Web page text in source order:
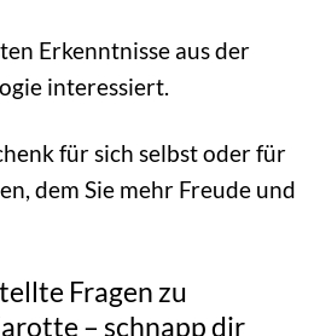
Erkenntnisse aus der
interessiert.
für sich selbst oder für
dem Sie mehr Freude und
Fragen zu
– schnapp dir